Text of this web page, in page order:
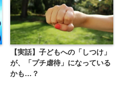
【実話】子どもへの「しつけ」
が、「プチ虐待」になっている
かも…？